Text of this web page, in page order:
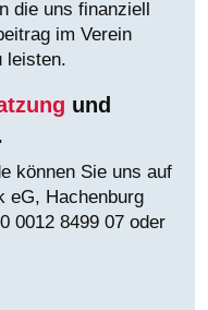
die uns finanziell
im Verein
leisten.
und
können Sie uns auf
eG, Hachenburg
0012 8499 07 oder